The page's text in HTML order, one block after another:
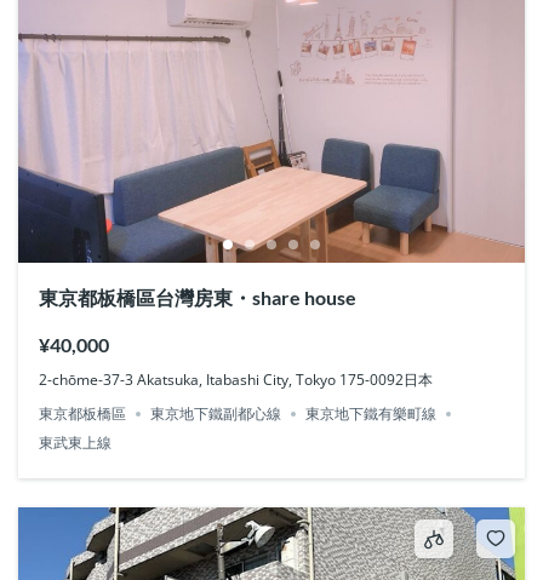
東京都板橋區台灣房東・share house
¥40,000
2-chōme-37-3 Akatsuka, Itabashi City, Tokyo 175-0092日本
東京都板橋區
東京地下鐵副都心線
東京地下鐵有樂町線
東武東上線